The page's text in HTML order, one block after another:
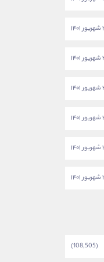
(108,505)